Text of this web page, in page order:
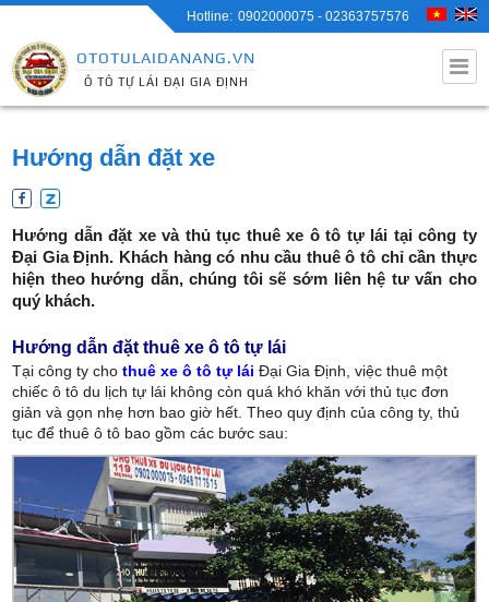
0902000075 - 02363757576
OTOTULAIDANANG.VN
Ô TÔ TỰ LÁI ĐẠI GIA ĐỊNH
Hướng dẫn đặt xe
Hướng dẫn đặt xe và thủ tục thuê xe ô tô tự lái tại công ty
Đại Gia Định. Khách hàng có nhu cầu thuê ô tô chỉ cần thực
hiện theo hướng dẫn, chúng tôi sẽ sớm liên hệ tư vấn cho
quý khách.
Hướng dẫn đặt thuê xe ô tô tự lái
Tại công ty chothuê xe ô tô tự lái Đại Gia Định, việc thuê một
chiếc ô tô du lịch tự lái không còn quá khó khăn với thủ tục đơn
giản và gọn nhẹ hơn bao giờ hết. Theo quy định của công ty, thủ
tục để thuê ô tô bao gồm các bước sau: